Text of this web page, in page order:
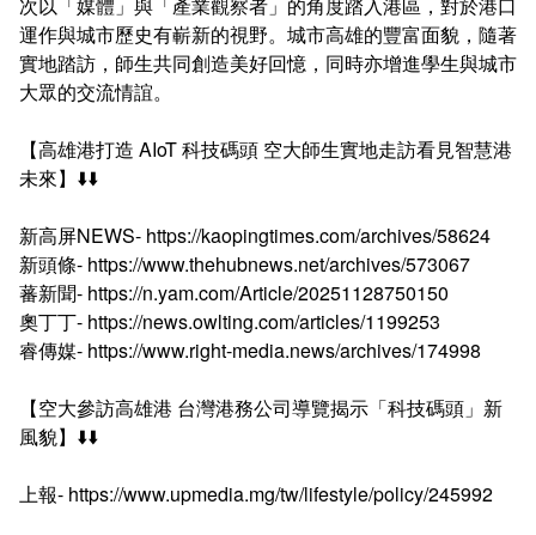
運作與城市歷史有嶄新的視野。城市高雄的豐富面貌，隨著
實地踏訪，師生共同創造美好回憶，同時亦增進學生與城市
大眾的交流情誼。
【高雄港打造 AIoT 科技碼頭 空大師生實地走訪看見智慧港
未來】⬇️⬇️
新高屏NEWS- https://kaopingtimes.com/archives/58624
新頭條- https://www.thehubnews.net/archives/573067
蕃新聞- https://n.yam.com/Article/20251128750150
奧丁丁- https://news.owlting.com/articles/1199253
睿傳媒- https://www.right-media.news/archives/174998
【空大參訪高雄港 台灣港務公司導覽揭示「科技碼頭」新
風貌】⬇️⬇️
上報- https://www.upmedia.mg/tw/lifestyle/policy/245992